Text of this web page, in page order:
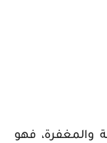
والمغفرة، فهو